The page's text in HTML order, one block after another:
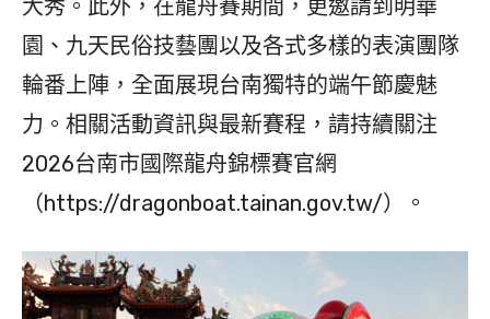
大秀。此外，在龍舟賽期間，更邀請到明華
園、九天民俗技藝團以及各式多樣的表演團隊
輪番上陣，全面展現台南獨特的端午節慶魅
力。相關活動資訊與最新賽程，請持續關注
2026台南市國際龍舟錦標賽官網
（https://dragonboat.tainan.gov.tw/）。